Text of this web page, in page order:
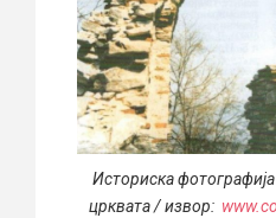
Историска
црквата / извор: